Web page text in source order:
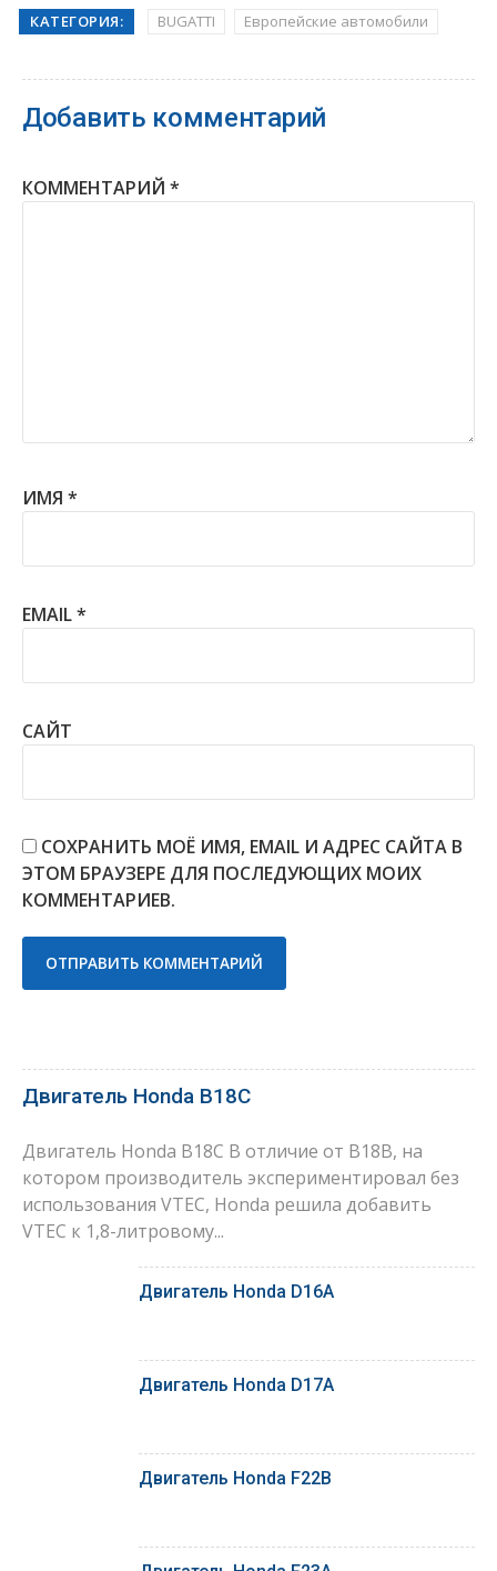
КАТЕГОРИЯ: BUGATTI Европейские автомобили
Добавить комментарий
КОММЕНТАРИЙ *
ИМЯ *
EMAIL*
САЙТ
СОХРАНИТЬ МОЁ ИМЯ, EMAIL И АДРЕС САЙТА В
ЭТОМ БРАУЗЕРЕ ДЛЯ ПОСЛЕДУЮЩИХ МОИХ
КОММЕНТАРИЕВ.
Двигатель Honda B18C
Двигатель Honda B18C В отличие от B18B, на
котором производитель экспериментировал без
использования VTEC, Honda решила добавить
VTEC к 1,8-литровому...
Двигатель Honda D16A
Двигатель Honda D17A
Двигатель Honda F22B